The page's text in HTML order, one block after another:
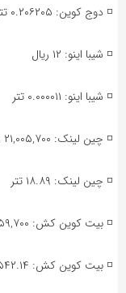
◽️ دوج کوین: ۰.۲۰۶۲۰۵ تتر
◽️ شیبا اینو: ۱۲ ریال
◽️ شیبا اینو: ۰.۰۰۰۰۱۱ تتر
◽️ چین لینک: ۲۱,۰۰۵,۷۰۰ ریال
◽️ چین لینک: ۱۸.۸۹ تتر
◽️ بیت کوین کش: ۶۰۲,۸۵۹,۷۰۰ ریال
◽️ بیت کوین کش: ۵۴۲.۱۴ تتر